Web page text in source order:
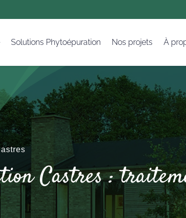
Solutions Phytoépuration Nos projets À
Castres :